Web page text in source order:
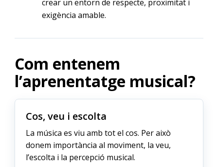
crear un entorn de respecte, proximitat i
exigència amable.
Com entenem
l’aprenentatge musical?
Cos, veu i escolta
La música es viu amb tot el cos. Per això
donem importància al moviment, la veu,
l’escolta i la percepció musical.